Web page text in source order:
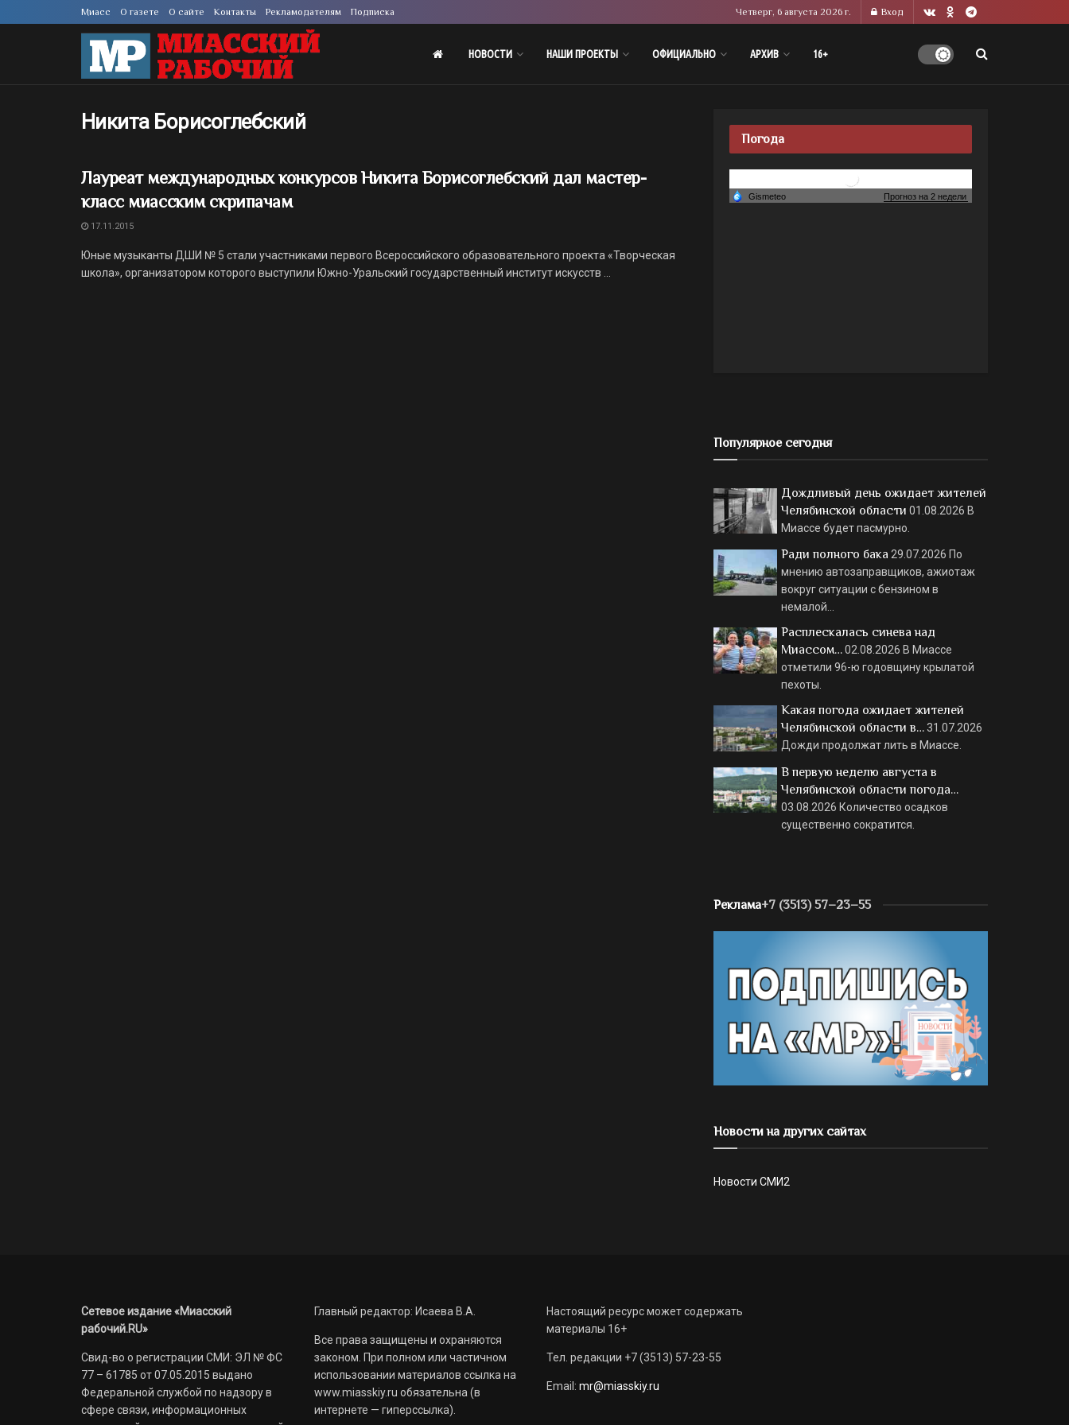
Миасс О газете О сайте Контакты Рекламодателям Подписка Четверг, 6 августа 2026 г. Вход
НОВОСТИ НАШИ ПРОЕКТЫ ОФИЦИАЛЬНО АРХИВ 16+
Никита Борисоглебский
Лауреат международных конкурсов Никита Борисоглебский дал мастер-
класс миасским скрипачам
17.11.2015
Юные музыканты ДШИ № 5 стали участниками первого Всероссийского образовательного проекта «Творческая
школа», организатором которого выступили Южно-Уральский государственный институт искусств ...
Погода
Популярное сегодня
Дождливый день ожидает жителей
Челябинской области 01.08.2026 В
Миассе будет пасмурно.
Ради полного бака 29.07.2026 По
мнению автозаправщиков, ажиотаж
вокруг ситуации с бензином в
немалой…
Расплескалась синева над
Миассом…02.08.2026 В Миассе
отметили 96-ю годовщину крылатой
пехоты.
Какая погода ожидает жителей
Челябинской области в…31.07.2026
Дожди продолжат лить в Миассе.
В первую неделю августа в
Челябинской области погода…
03.08.2026 Количество осадков
существенно сократится.
Реклама+7 (3513) 57–23–55
Новости на других сайтах
Новости СМИ2
Сетевое издание «Миасский
рабочий.RU»
Свид-во о регистрации СМИ: ЭЛ № ФС
77 – 61785 от 07.05.2015 выдано
Федеральной службой по надзору в
сфере связи, информационных
Главный редактор: Исаева В.А.
Все права защищены и охраняются
законом. При полном или частичном
использовании материалов ссылка на
www.miasskiy.ru обязательна (в
интернете — гиперссылка).
Настоящий ресурс может содержать
материалы 16+
Тел. редакции +7 (3513) 57-23-55
Email: mr@miasskiy.ru